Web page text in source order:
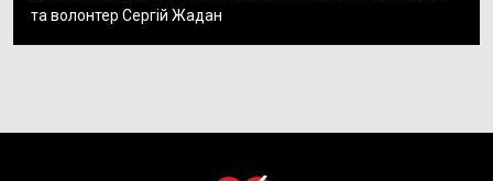
та волонтер Сергій Жадан